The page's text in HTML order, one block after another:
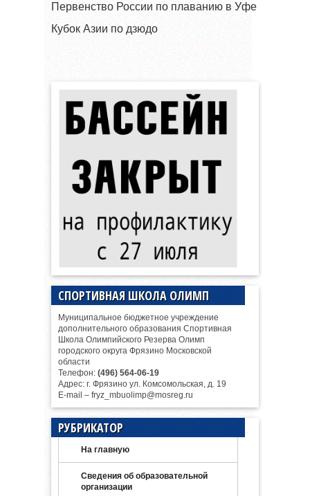
Первенство России по плаванию в Уфе
Кубок Азии по дзюдо
СПОРТИВНАЯ ШКОЛА ОЛИМП
Муниципальное бюджетное учреждение
дополнительного образования Спортивная
Школа Олимпийского Резерва Олимп
городского округа Фрязино Московской
области
Телефон: (496) 564-06-19
Адрес: г. Фрязино ул. Комсомольская, д. 19
E-mail – fryz_mbuolimp@mosreg.ru
РУБРИКАТОР
На главную
Сведения об образовательной
организации